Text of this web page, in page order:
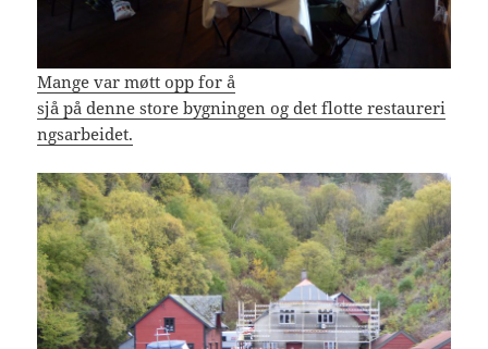
Mange var møtt opp for å
sjå på denne store bygningen og det flotte restaureri
ngsarbeidet.